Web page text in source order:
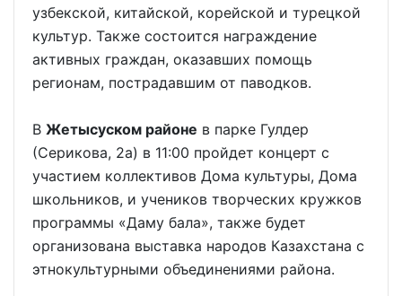
узбекской, китайской, корейской и турецкой
культур. Также состоится награждение
активных граждан, оказавших помощь
регионам, пострадавшим от паводков.
В Жетысуском районе в парке Гулдер
(Серикова, 2а) в 11:00 пройдет концерт с
участием коллективов Дома культуры, Дома
школьников, и учеников творческих кружков
программы «Даму бала», также будет
организована выставка народов Казахстана с
этнокультурными объединениями района.